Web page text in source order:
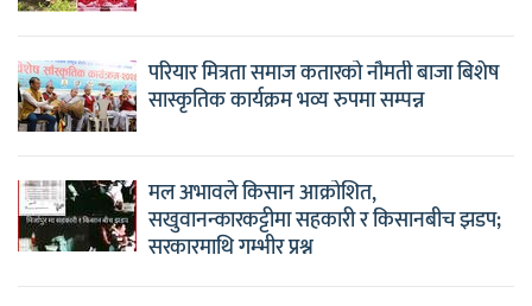
परियार मित्रता समाज कतारको नौमती बाजा बिशेष
सास्कृतिक कार्यक्रम भव्य रुपमा सम्पन्न
मल अभावले किसान आक्रोशित,
सखुवानन्कारकट्टीमा सहकारी र किसानबीच झडप;
सरकारमाथि गम्भीर प्रश्न